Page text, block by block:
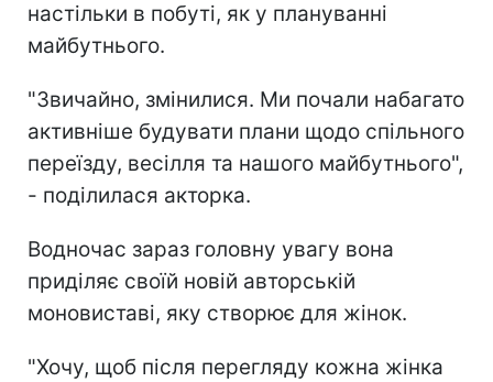
настільки в побуті, як у плануванні
майбутнього.
"Звичайно, змінилися. Ми почали набагато
активніше будувати плани щодо спільного
переїзду, весілля та нашого майбутнього",
- поділилася акторка.
Водночас зараз головну увагу вона
приділяє своїй новій авторській
моновиставі, яку створює для жінок.
"Хочу, щоб після перегляду кожна жінка